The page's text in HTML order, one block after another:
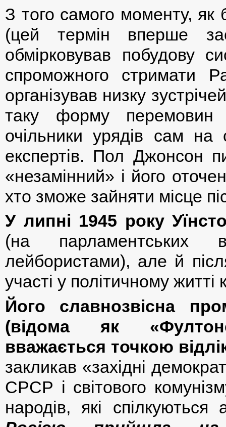
З того самого моменту, як
(цей термін вперше
обмірковував побудову
спроможного стримати
організував низку
таку форму
очільники урядів сам на
експертів. Пол Джонсон
«незамінний» і його
хто зможе зайняти місце
У липні 1945 року
(на парламентських
лейбористами), але й
участі у політичному житті
Його славнозвісна
(відома як
вважається точкою
закликав «західні
СРСР і світового
народів, які спілкуються